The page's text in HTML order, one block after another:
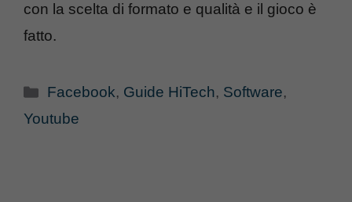
con la scelta di formato e qualità e il gioco è
fatto.
Categorie
Facebook, Guide HiTech, Software,
Youtube